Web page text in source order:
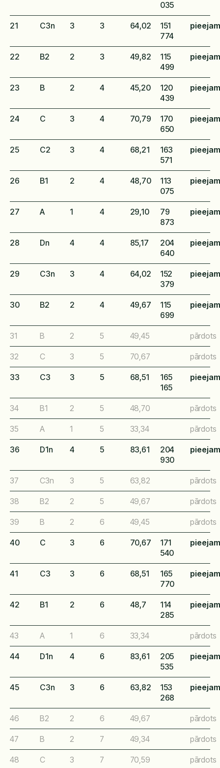
035
21 C3n 3 3 64,02
151
774
22 B2 2 3 49,82
115
499
23 B 2 4 45,20
120
439
24 C 3 4 70,79
170
650
25 C2 3 4 68,21
163
571
26 B1 2 4 48,70
113
075
27 A 1 4 29,10
79
873
28 Dn 4 4 85,17
204
640
29 C3n 3 4 64,02
152
379
30 B2 2 4 49,67
115
699
31 B 2 5 49,45 pārdots
32 C 3 5 70,67 pārdots
33 C3 3 5 68,51
165
165
34 B1 2 5 48,70 pārdots
35 A 1 5 33,34 pārdots
36 D1n 4 5 83,61
204
930
37 C3n 3 5 63,82 pārdots
38 B2 2 5 49,67 pārdots
39 B 2 6 49,45 pārdots
40 C 3 6 70,67
171
540
41 C3 3 6 68,51
165
770
42 B1 2 6 48,7
114
285
43 A 1 6 33,34 pārdots
44 D1n 4 6 83,61
205
535
45 C3n 3 6 63,82
153
268
46 B2 2 6 49,67 pārdots
47 B 2 7 49,34 pārdots
48 C 3 7 70,59 pārdots